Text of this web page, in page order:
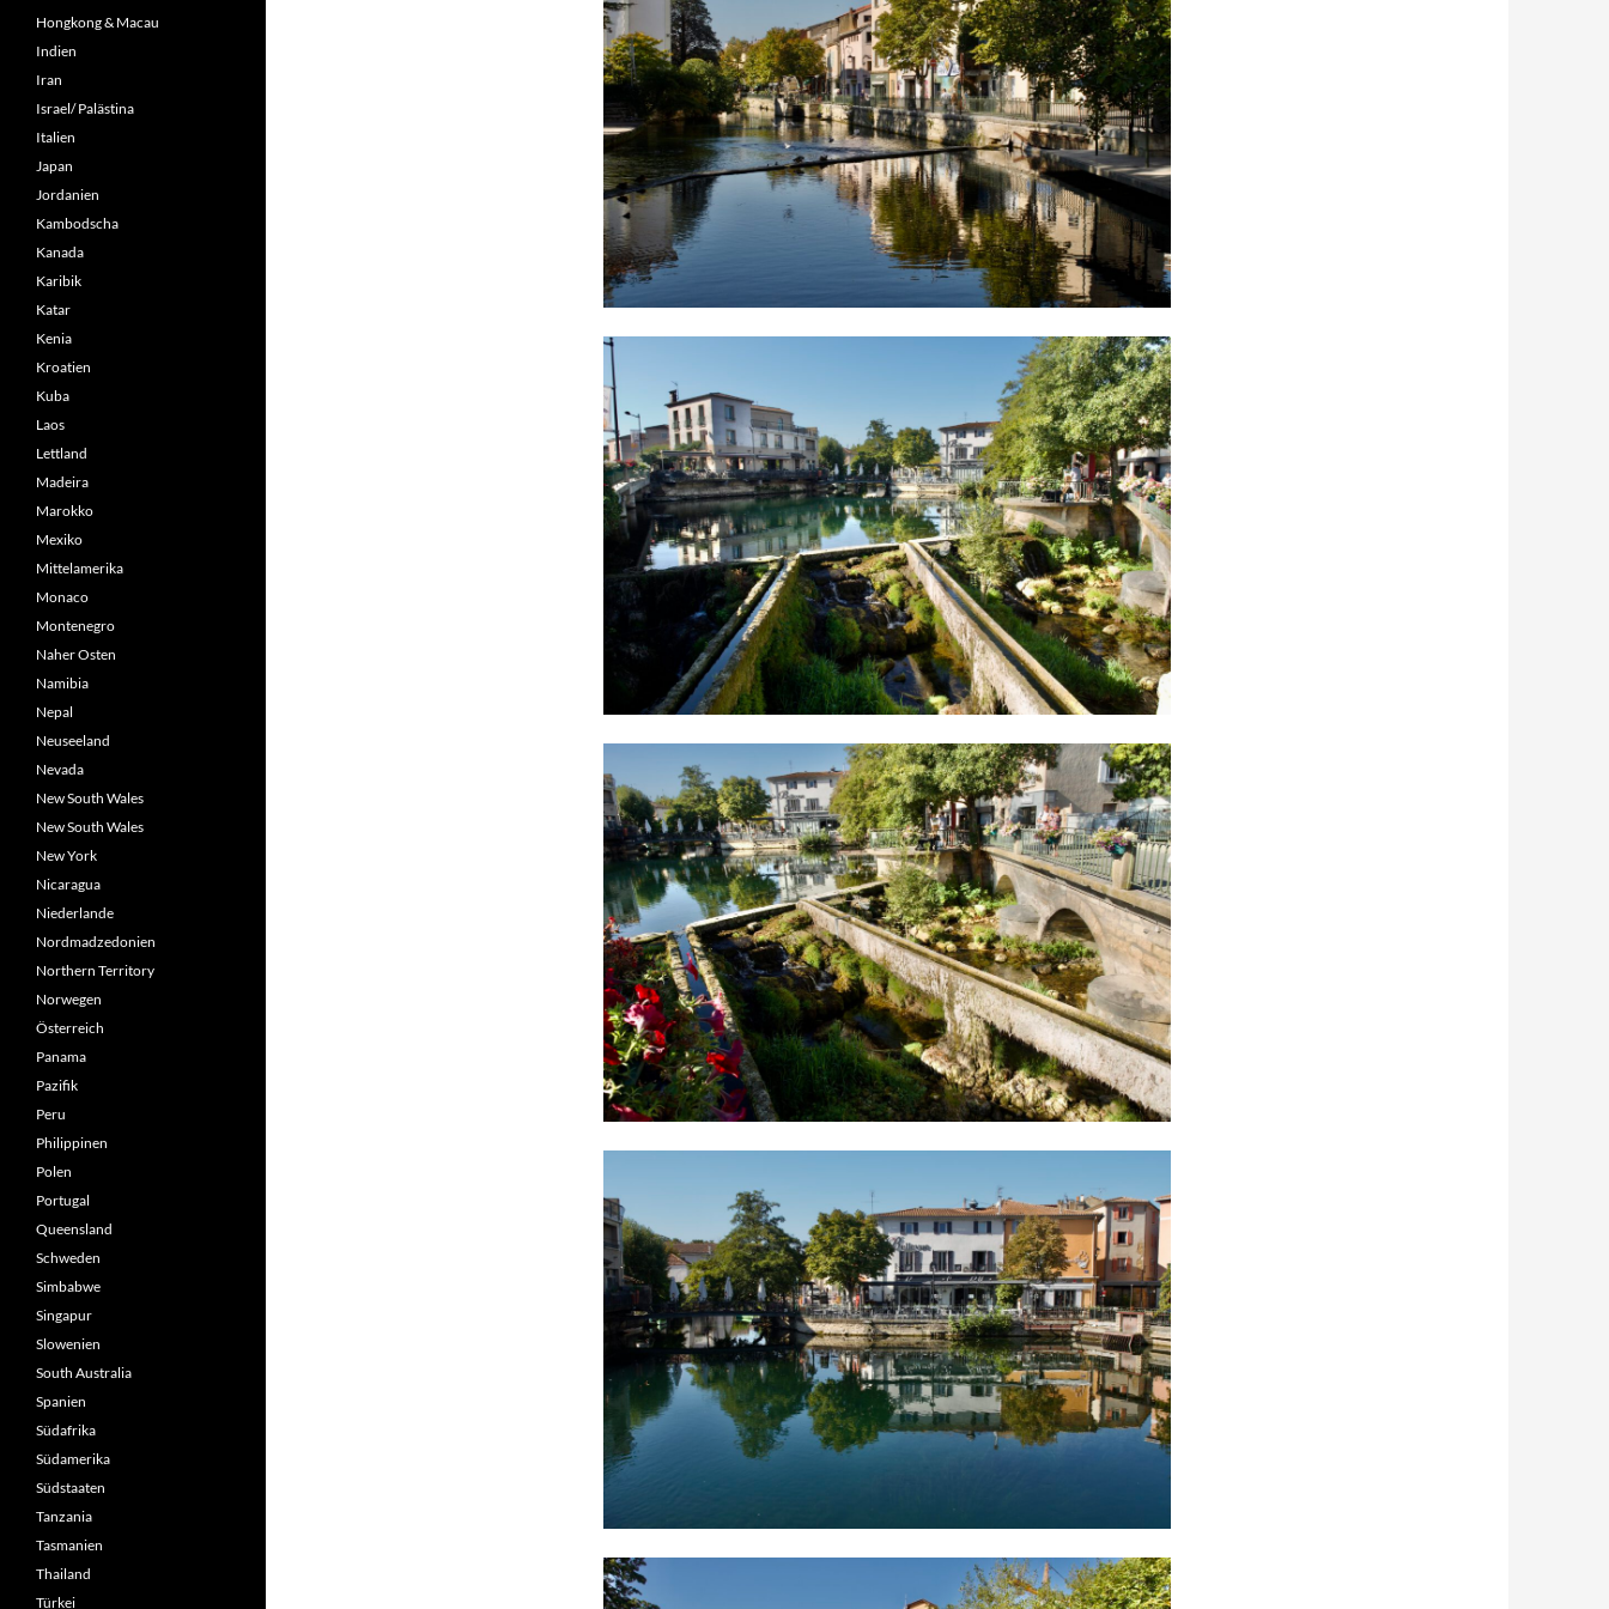
Hongkong & Macau
Indien
Iran
Israel/ Palästina
Italien
Japan
Jordanien
Kambodscha
Kanada
Karibik
Katar
Kenia
Kroatien
Kuba
Laos
Lettland
Madeira
Marokko
Mexiko
Mittelamerika
Monaco
Montenegro
Naher Osten
Namibia
Nepal
Neuseeland
Nevada
New South Wales
New South Wales
New York
Nicaragua
Niederlande
Nordmadzedonien
Northern Territory
Norwegen
Österreich
Panama
Pazifik
Peru
Philippinen
Polen
Portugal
Queensland
Schweden
Simbabwe
Singapur
Slowenien
South Australia
Spanien
Südafrika
Südamerika
Südstaaten
Tanzania
Tasmanien
Thailand
Türkei